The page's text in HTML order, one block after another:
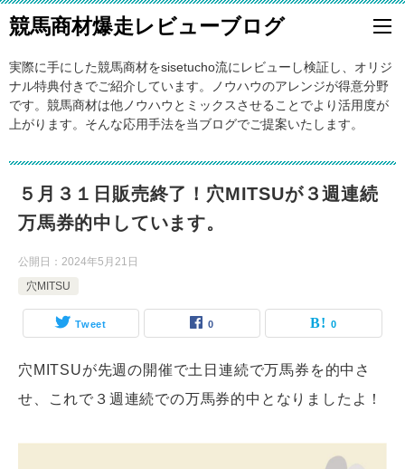
競馬商材爆走レビューブログ
実際に手にした競馬商材をsisetucho流にレビューし検証し、オリジ
ナル特典付きでご紹介しています。ノウハウのアレンジが得意分野
です。競馬商材は他ノウハウとミックスさせることでより活用度が
上がります。そんな応用手法を当ブログでご提案いたします。
５月３１日販売終了！穴MITSUが３週連続
万馬券的中しています。
公開日： 2024年5月21日
穴MITSU
Tweet 0 0
穴MITSUが先週の開催で土日連続で万馬券を的中さ
せ、これで３週連続での万馬券的中となりましたよ！